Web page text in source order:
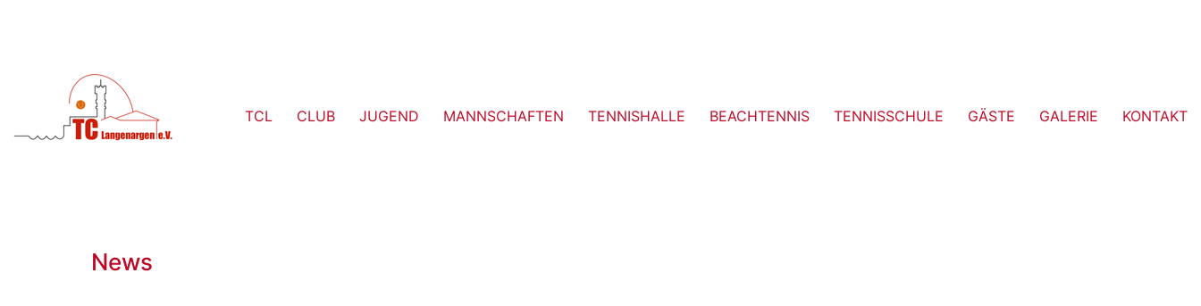
TCL CLUB JUGEND MANNSCHAFTEN TENNISHALLE BEACHTENNIS TENNISSCHULE GÄSTE GALERIE KONTAKT
News